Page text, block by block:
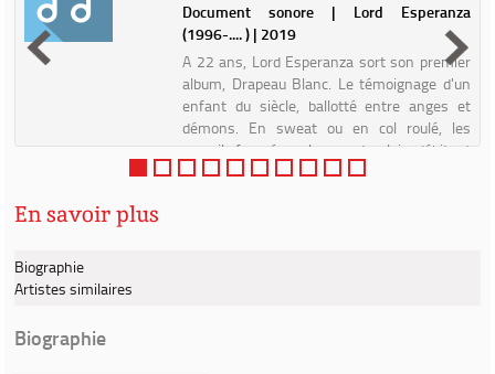
Document sonore | Lord Esperanza
(1996-.... ) | 2019
A 22 ans, Lord Esperanza sort son premier
album, Drapeau Blanc. Le témoignage d'un
enfant du siècle, ballotté entre anges et
démons. En sweat ou en col roulé, les
sourcils froncés ou le regard au loin, débitant
des punchlines ou f...
En savoir plus
Biographie
Artistes similaires
Biographie